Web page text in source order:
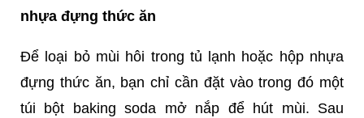
nhựa đựng thức ăn
Để loại bỏ mùi hôi trong tủ lạnh hoặc hộp nhựa
đựng thức ăn, bạn chỉ cần đặt vào trong đó một
túi bột baking soda mở nắp để hút mùi. Sau